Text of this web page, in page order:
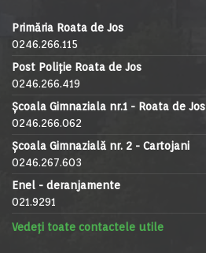
Primăria Roata de Jos
0246.266.115
Post Poliție Roata de Jos
0246.266.419
Școala Gimnaziala nr.1 - Roata de Jos
0246.266.062
Școala Gimnazială nr. 2 - Cartojani
0246.267.603
Enel - deranjamente
021.9291
Vedeți toate contactele utile